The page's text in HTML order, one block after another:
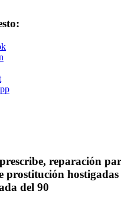
reparación
prostitución
del 90